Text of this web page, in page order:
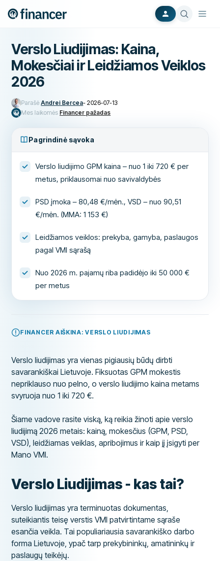
Verslo Liudijimas: Kaina,
Mokesčiai ir Leidžiamos Veiklos
2026
Parašė Andrei Bercea-2026-07-13
Mes laikomės Financer pažadas
Pagrindinė sąvoka
Verslo liudijimo GPM kaina – nuo 1 iki 720 € per
metus, priklausomai nuo savivaldybės
PSD įmoka – 80,48 €/mėn., VSD – nuo 90,51
€/mėn. (MMA: 1 153 €)
Leidžiamos veiklos: prekyba, gamyba, paslaugos
pagal VMI sąrašą
Nuo 2026 m. pajamų riba padidėjo iki 50 000 €
per metus
FINANCER AIŠKINA: VERSLO LIUDIJIMAS
Verslo liudijimas yra vienas pigiausių būdų dirbti
savarankiškai Lietuvoje. Fiksuotas GPM mokestis
nepriklauso nuo pelno, o verslo liudijimo kaina metams
svyruoja nuo 1 iki 720 €.
Šiame vadove rasite viską, ką reikia žinoti apie verslo
liudijimą 2026 metais: kainą, mokesčius (GPM, PSD,
VSD), leidžiamas veiklas, apribojimus ir kaip jį įsigyti per
Mano VMI.
Verslo Liudijimas - kas tai?
Verslo liudijimas yra terminuotas dokumentas,
suteikiantis teisę verstis VMI patvirtintame sąraše
esančia veikla. Tai populiariausia savarankiško darbo
forma Lietuvoje, ypač tarp prekybininkų, amatininkų ir
paslaugų teikėjų.